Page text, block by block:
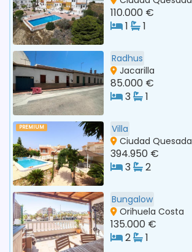
110.000 €
1
1
Radhus
Jacarilla
85.000 €
3
1
PREMIUM
Villa
Ciudad Quesada
394.950 €
3
2
Bungalow
Orihuela Costa
135.000 €
2
1